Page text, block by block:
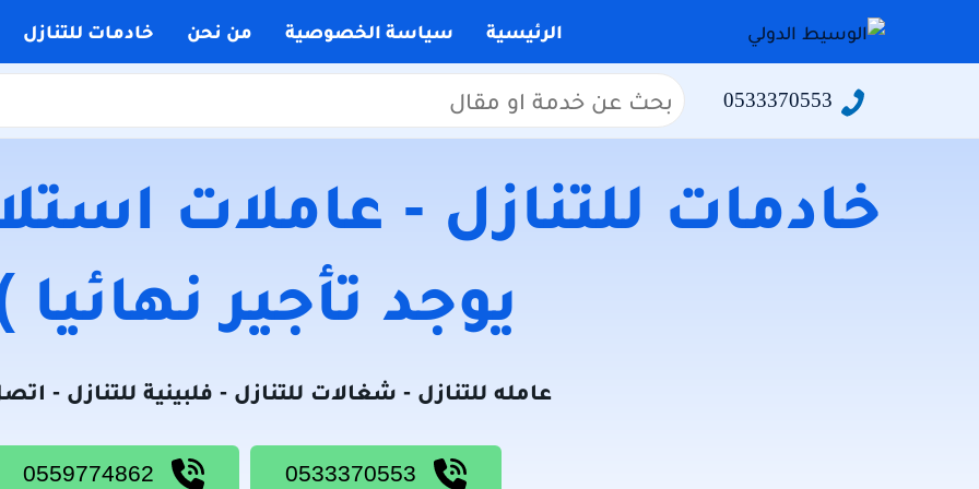
الرئيسية سياسة الخصوصية من نحن خادمات للتنازل
0533370553
البحث
عن:
خادمات للتنازل - عاملات
يوجد تأجير نهائيا
عامله للتنازل - شغالات للتنازل - فلبينية للتنازل -